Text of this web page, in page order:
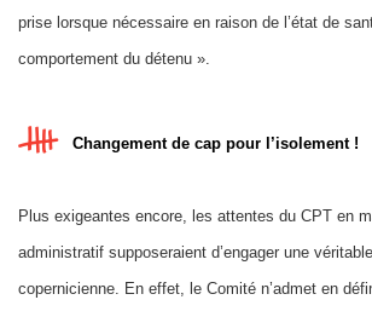
prise lorsque nécessaire en raison de l’état de
comportement du détenu ».
Changement de cap pour l’isolement !
Plus exigeantes encore, les attentes du CPT en
administratif supposeraient d’engager une
copernicienne. En effet, le Comité n’admet en